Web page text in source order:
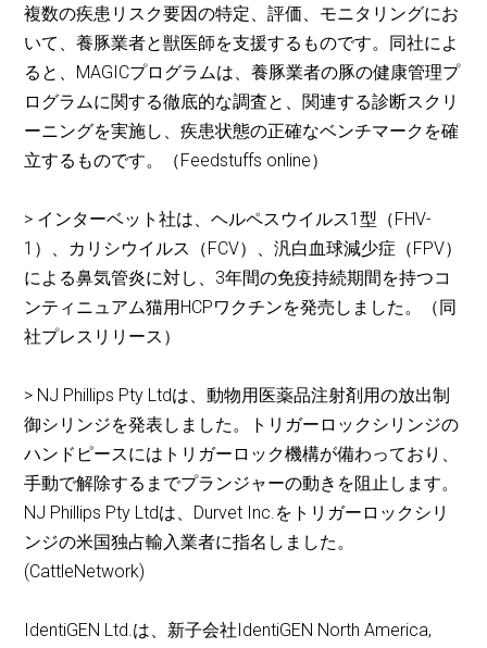
複数の疾患リスク要因の特定、評価、モニタリングにお
いて、養豚業者と獣医師を支援するものです。同社によ
ると、MAGICプログラムは、養豚業者の豚の健康管理プ
ログラムに関する徹底的な調査と、関連する診断スクリ
ーニングを実施し、疾患状態の正確なベンチマークを確
立するものです。（Feedstuffs online）
> インターベット社は、ヘルペスウイルス1型（FHV-
1）、カリシウイルス（FCV）、汎白血球減少症（FPV）
による鼻気管炎に対し、3年間の免疫持続期間を持つコ
ンティニュアム猫用HCPワクチンを発売しました。（同
社プレスリリース）
> NJ Phillips Pty Ltdは、動物用医薬品注射剤用の放出制
御シリンジを発表しました。トリガーロックシリンジの
ハンドピースにはトリガーロック機構が備わっており、
手動で解除するまでプランジャーの動きを阻止します。
NJ Phillips Pty Ltdは、Durvet Inc.をトリガーロックシリ
ンジの米国独占輸入業者に指名しました。
(CattleNetwork)
IdentiGEN Ltd.は、新子会社IdentiGEN North America,